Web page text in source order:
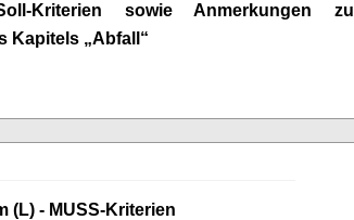
Kriterien sowie Anmerkungen zu
Kapitels „Abfall “
(L) - MUSS-Kriterien